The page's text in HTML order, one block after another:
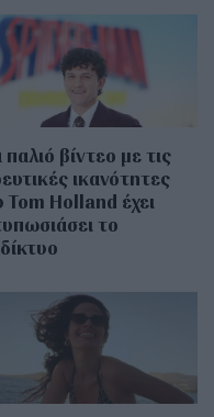
παλιό βίντεο με τις
ικανότητες
Tom Holland έχει
το